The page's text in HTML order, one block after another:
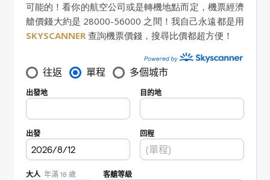
可能的！看你的航空公司或是轉機地點而定，機票經濟
艙價錢大約是 28000-56000 之間！我自己永遠都是用
SKYSCANNER查詢機票價錢，搜尋比價都超方便！